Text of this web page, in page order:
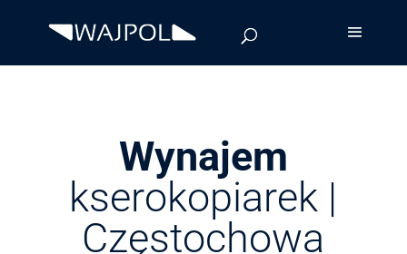
Wynajem
kserokopiarek |
Częstochowa